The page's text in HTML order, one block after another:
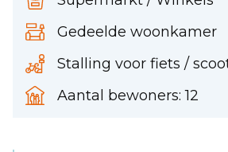
Gedeelde woonkamer
Stalling voor fiets /
Aantal bewoners: 12